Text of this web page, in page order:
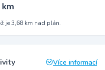
je 3,68 km nad plán.
Více informací